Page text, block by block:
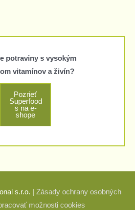
potraviny s vysokým
vitamínov a živín?
Pozrieť
Superfood
s na e-
shope
s.r.o. | Zásady ochrany osobných
možnosti cookies